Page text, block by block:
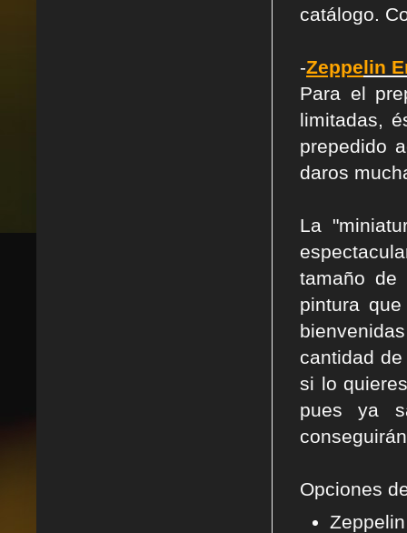
catálogo.
-Zeppelin
Para el
limitadas,
prepedido
daros
La
tamaño
pintura
cantidad
si lo
pues ya
Opciones